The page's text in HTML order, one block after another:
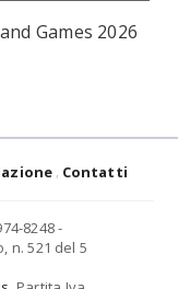
Games 2026
Contatti
8248 -
n. 521 del 5